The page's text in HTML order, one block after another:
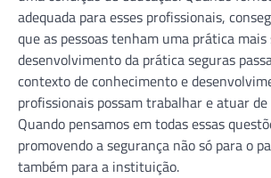
adequada para esses profissionais,
que as pessoas tenham uma prática mais
desenvolvimento da prática seguras
contexto de conhecimento e
profissionais possam trabalhar e atuar
Quando pensamos em todas essas
promovendo a segurança não só para o
também para a instituição.